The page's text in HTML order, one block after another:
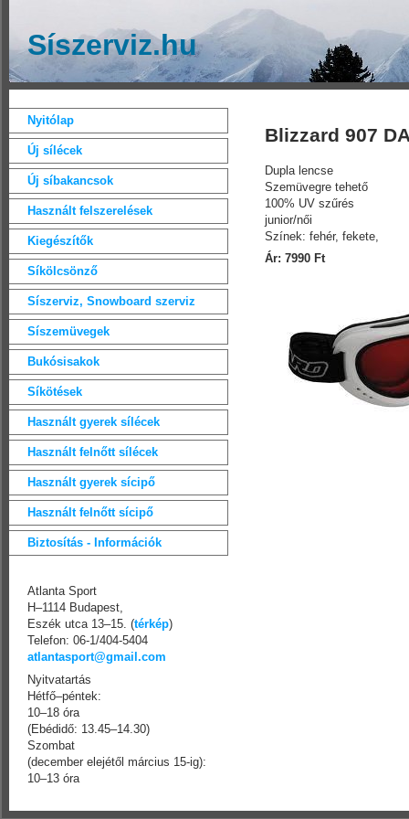
Síszerviz.hu
Nyitólap
Új sílécek
Új síbakancsok
Használt felszerelések
Kiegészítők
Síkölcsönző
Síszerviz, Snowboard szerviz
Síszemüvegek
Bukósisakok
Síkötések
Használt gyerek sílécek
Használt felnőtt sílécek
Használt gyerek sícipő
Használt felnőtt sícipő
Biztosítás - Információk
Atlanta Sport
H–1114 Budapest,
Eszék utca 13–15. (térkép)
Telefon: 06-1/404-5404
atlantasport@gmail.com
Nyitvatartás
Hétfő–péntek:
10–18 óra
(Ebédidő: 13.45–14.30)
Szombat
(december elejétől március 15-ig):
10–13 óra
Blizzard 907
Dupla lencse
Szemüvegre tehető
100% UV szűrés
junior/női
Színek: fehér, fekete,
Ár: 7990 Ft